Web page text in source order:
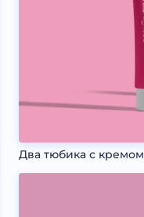
Два тюбика с